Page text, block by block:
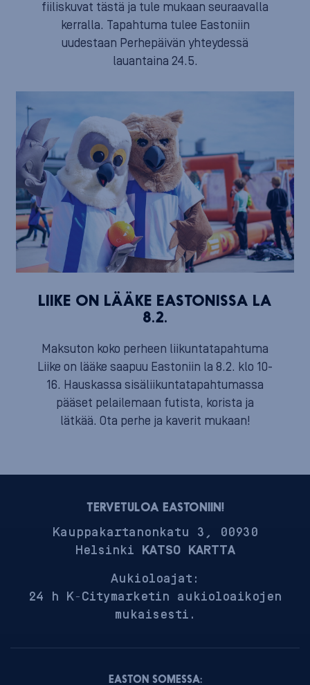
fiiliskuvat tästä ja tule mukaan seuraavalla
kerralla. Tapahtuma tulee Eastoniin
uudestaan Perhepäivän yhteydessä
lauantaina 24.5.
LIIKE ON LÄÄKE EASTONISSA LA
8.2.
Maksuton koko perheen liikuntatapahtuma
Liike on lääke saapuu Eastoniin la 8.2. klo 10-
16. Hauskassa sisäliikuntatapahtumassa
pääset pelailemaan futista, korista ja
lätkää. Ota perhe ja kaverit mukaan!
TERVETULOA EASTONIIN!
Kauppakartanonkatu 3, 00930
Helsinki KATSO KARTTA
Aukioloajat:
24 h K-Citymarketin aukioloaikojen
mukaisesti.
EASTON SOMESSA: